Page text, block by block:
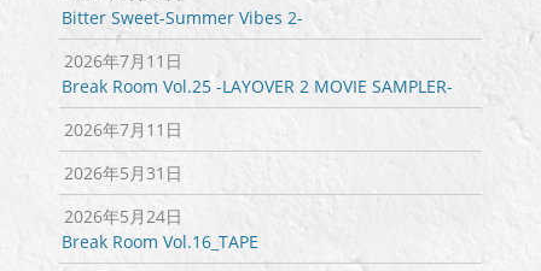
Bitter Sweet-Summer Vibes 2-
2026年7月11日
Break Room Vol.25 -LAYOVER 2 MOVIE SAMPLER-
2026年7月11日
2026年5月31日
2026年5月24日
Break Room Vol.16_TAPE